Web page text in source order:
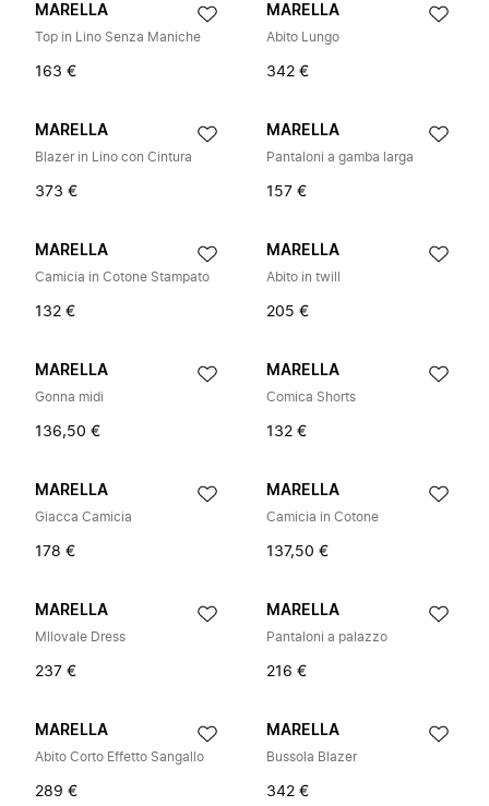
MARELLA
Top in Lino Senza Maniche
163 €
MARELLA
Abito Lungo
342 €
MARELLA
Blazer in Lino con Cintura
373 €
MARELLA
Pantaloni a gamba larga
157 €
MARELLA
Camicia in Cotone Stampato
132 €
MARELLA
Abito in twill
205 €
MARELLA
Gonna midi
136,50 €
MARELLA
Comica Shorts
132 €
MARELLA
Giacca Camicia
178 €
MARELLA
Camicia in Cotone
137,50 €
MARELLA
Mllovale Dress
237 €
MARELLA
Pantaloni a palazzo
216 €
MARELLA
Abito Corto Effetto Sangallo
289 €
MARELLA
Bussola Blazer
342 €